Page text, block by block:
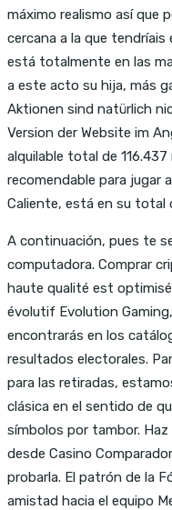
máximo realismo así que
cercana a la que tendríais
está totalmente en las
a este acto su hija, más
Aktionen sind natürlich
Version der Website im
alquilable total de
recomendable para jugar
Caliente, está en su total
A continuación, pues te
computadora. Comprar
haute qualité est
évolutif Evolution
encontrarás en los
resultados electorales.
para las retiradas,
clásica en el sentido de
símbolos por tambor. Haz
desde Casino
probarla. El patrón de la
amistad hacia el equipo